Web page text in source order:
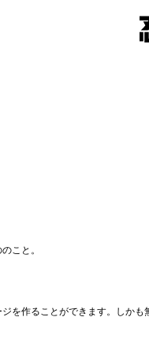
こと。
を作ることができます。しかも